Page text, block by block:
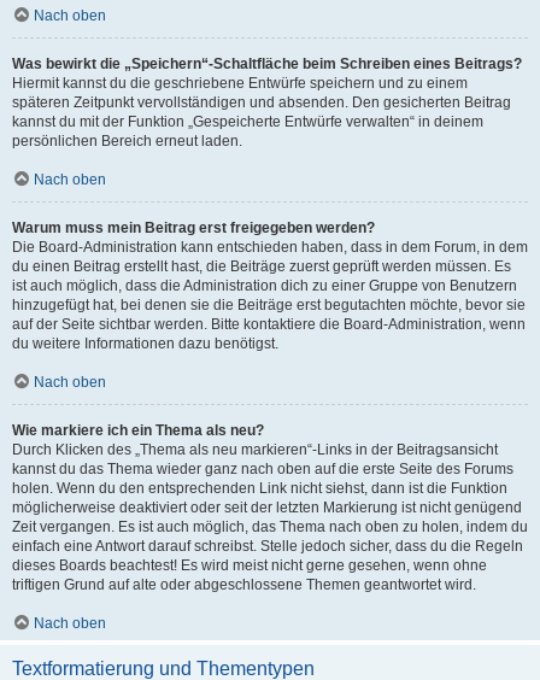
Nach oben
Was bewirkt die „Speichern“-Schaltfläche beim Schreiben eines Beitrags?
Hiermit kannst du die geschriebene Entwürfe speichern und zu einem
späteren Zeitpunkt vervollständigen und absenden. Den gesicherten Beitrag
kannst du mit der Funktion „Gespeicherte Entwürfe verwalten“ in deinem
persönlichen Bereich erneut laden.
Nach oben
Warum muss mein Beitrag erst freigegeben werden?
Die Board-Administration kann entschieden haben, dass in dem Forum, in dem
du einen Beitrag erstellt hast, die Beiträge zuerst geprüft werden müssen. Es
ist auch möglich, dass die Administration dich zu einer Gruppe von Benutzern
hinzugefügt hat, bei denen sie die Beiträge erst begutachten möchte, bevor sie
auf der Seite sichtbar werden. Bitte kontaktiere die Board-Administration, wenn
du weitere Informationen dazu benötigst.
Nach oben
Wie markiere ich ein Thema als neu?
Durch Klicken des „Thema als neu markieren“-Links in der Beitragsansicht
kannst du das Thema wieder ganz nach oben auf die erste Seite des Forums
holen. Wenn du den entsprechenden Link nicht siehst, dann ist die Funktion
möglicherweise deaktiviert oder seit der letzten Markierung ist nicht genügend
Zeit vergangen. Es ist auch möglich, das Thema nach oben zu holen, indem du
einfach eine Antwort darauf schreibst. Stelle jedoch sicher, dass du die Regeln
dieses Boards beachtest! Es wird meist nicht gerne gesehen, wenn ohne
triftigen Grund auf alte oder abgeschlossene Themen geantwortet wird.
Nach oben
Textformatierung und Thementypen